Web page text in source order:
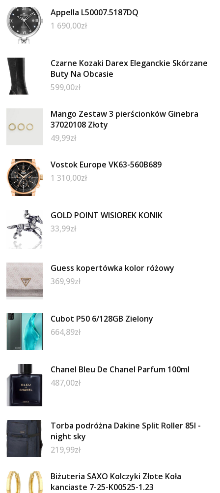
Appella L50007.5187DQ
1 690,00zł
Czarne Kozaki Darex Eleganckie Skórzane
Buty Na Obcasie
599,00zł
Mango Zestaw 3 pierścionków Ginebra
37020108 Złoty
49,99zł
Vostok Europe VK63-560B689
1 310,00zł
GOLD POINT WISIOREK KONIK
33,99zł
Guess kopertówka kolor różowy
369,99zł
Cubot P50 6/128GB Zielony
664,89zł
Chanel Bleu De Chanel Parfum 100ml
487,00zł
Torba podróżna Dakine Split Roller 85l -
night sky
219,99zł
Biżuteria SAXO Kolczyki Złote Koła
kanciaste 7-25-K00525-1.23